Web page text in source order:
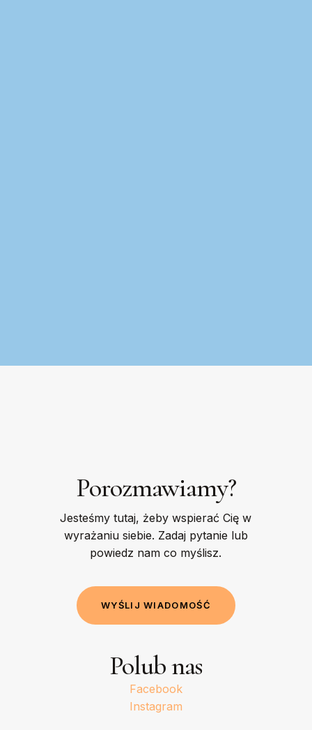
Porozmawiamy?
Jesteśmy tutaj, żeby wspierać Cię w
wyrażaniu siebie. Zadaj pytanie lub
powiedz nam co myślisz.
WYŚLI J WIADOMOŚĆ
Polub nas
Facebook
Instagram